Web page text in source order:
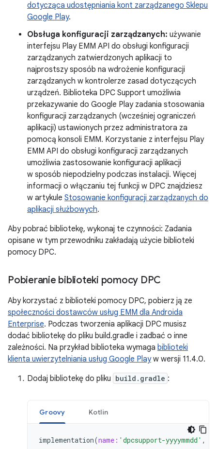
dotycząca udostępniania kont zarządzanego Sklepu
Google Play.
Obsługa konfiguracji zarządzanych: używanie
interfejsu Play EMM API do obsługi konfiguracji
zarządzanych zatwierdzonych aplikacji to
najprostszy sposób na wdrożenie konfiguracji
zarządzanych w kontrolerze zasad dotyczących
urządzeń. Biblioteka DPC Support umożliwia
przekazywanie do Google Play zadania stosowania
konfiguracji zarządzanych (wcześniej ograniczeń
aplikacji) ustawionych przez administratora za
pomocą konsoli EMM. Korzystanie z interfejsu Play
EMM API do obsługi konfiguracji zarządzanych
umożliwia zastosowanie konfiguracji aplikacji
w sposób niepodzielny podczas instalacji. Więcej
informacji o włączaniu tej funkcji w DPC znajdziesz
w artykule Stosowanie konfiguracji zarządzanych do
aplikacji służbowych.
Aby pobrać bibliotekę, wykonaj te czynności: Zadania
opisane w tym przewodniku zakładają użycie biblioteki
pomocy DPC.
Pobieranie biblioteki pomocy DPC
Aby korzystać z biblioteki pomocy DPC, pobierz ją ze
społeczności dostawców usług EMM dla Androida
Enterprise. Podczas tworzenia aplikacji DPC musisz
dodać bibliotekę do pliku build.gradle i zadbać o inne
zależności. Na przykład biblioteka wymaga biblioteki
klienta uwierzytelniania usług Google Playw wersji 11.4.0.
Dodaj bibliotekę do pliku build.gradle :
Groovy Kotlin
implementation(name: 'dpcsupport-yyyymmdd' ,